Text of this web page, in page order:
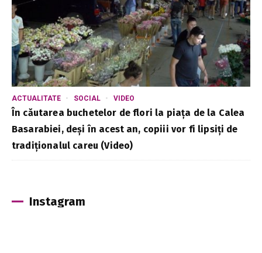
ACTUALITATE SOCIAL VIDEO
În căutarea buchetelor de flori la piața de la Calea
Basarabiei, deși în acest an, copiii vor fi lipsiți de
tradiționalul careu (Video)
Instagram